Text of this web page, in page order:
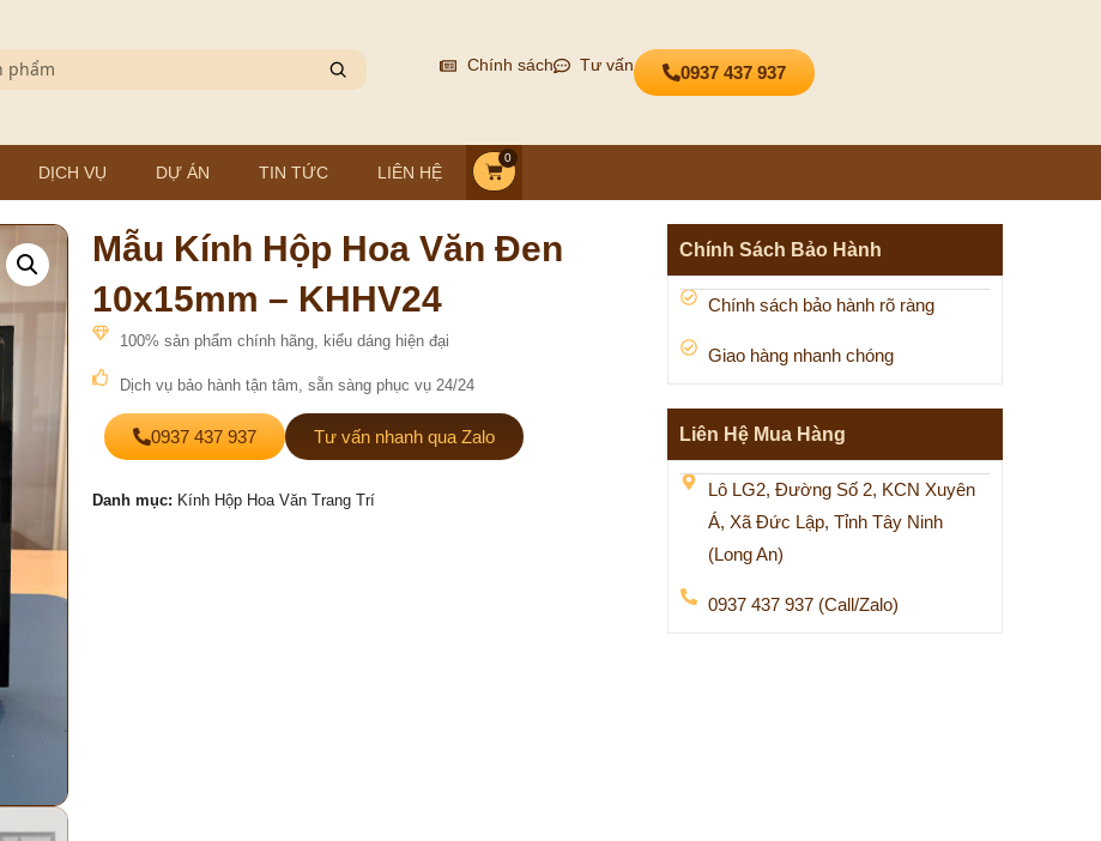
Chính sách Tư vấn 0937 437 937
DỊCH VỤ DỰ ÁN TIN TỨC LIÊN HỆ
0
Mẫu Kính Hộp Hoa Văn Đen
10x15mm – KHHV24
100% sản phẩm chính hãng, kiểu dáng hiện đại
Dịch vụ bảo hành tận tâm, sẵn sàng phục vụ 24/24
0937 437 937 Tư vấn nhanh qua Zalo
Danh mục: Kính Hộp Hoa Văn Trang Trí
Chính Sách Bảo Hành
Chính sách bảo hành rõ ràng
Giao hàng nhanh chóng
Liên Hệ Mua Hàng
Lô LG2, Đường Số 2, KCN Xuyên
Á, Xã Đức Lập, Tỉnh Tây Ninh
(Long An)
0937 437 937 (Call/Zalo)